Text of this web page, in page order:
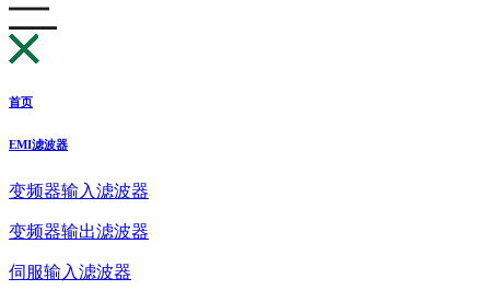
首页
EMI滤波器
变频器输入滤波器
变频器输出滤波器
伺服输入滤波器